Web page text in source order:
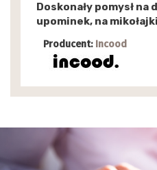
Doskonały pomysł
upominek, na
Producent: Incood